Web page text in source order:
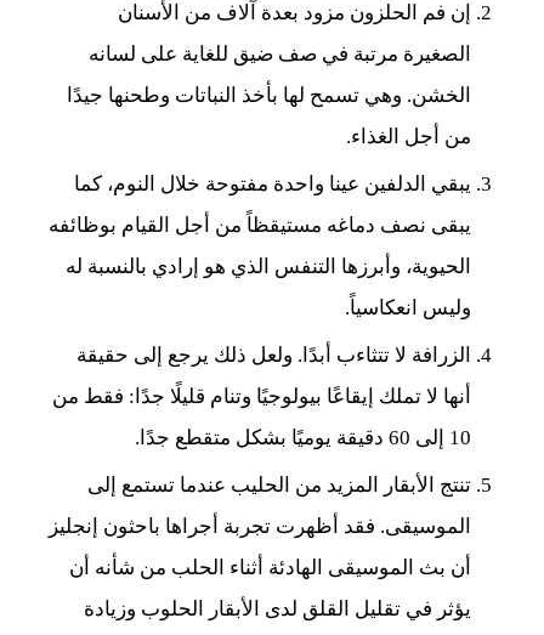
إن فم الحلزون مزود بعدة آلاف من الأسنان
الصغيرة مرتبة في صف ضيق للغاية على لسانه
الخشن. وهي تسمح لها بأخذ النباتات وطحنها جيدًا
من أجل الغذاء.
يبقي الدلفين عينا واحدة مفتوحة خلال النوم، كما
يبقى نصف دماغه مستيقظاً من أجل القيام بوظائفه
الحيوية، وأبرزها التنفس الذي هو إرادي بالنسبة له
وليس انعكاسياً.
الزرافة لا تتثاءب أبدًا. ولعل ذلك يرجع إلى حقيقة
أنها لا تملك إيقاعًا بيولوجيًا وتنام قليلًا جدًا: فقط من
10 إلى 60 دقيقة يوميًا بشكل متقطع جدًا.
تنتج الأبقار المزيد من الحليب عندما تستمع إلى
الموسيقى. فقد أظهرت تجربة أجراها باحثون إنجليز
أن بث الموسيقى الهادئة أثناء الحلب من شأنه أن
يؤثر في تقليل القلق لدى الأبقار الحلوب وزيادة